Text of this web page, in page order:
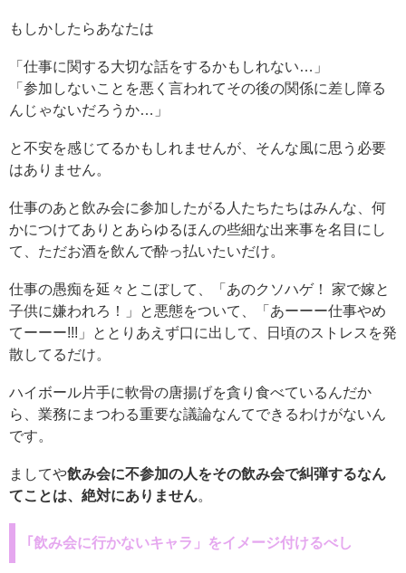
もしかしたらあなたは
「仕事に関する大切な話をするかもしれない…」
「参加しないことを悪く言われてその後の関係に差し障る
んじゃないだろうか…」
と不安を感じてるかもしれませんが、そんな風に思う必要
はありません。
仕事のあと飲み会に参加したがる人たちたちはみんな、何
かにつけてありとあらゆるほんの些細な出来事を名目にし
て、ただお酒を飲んで酔っ払いたいだけ。
仕事の愚痴を延々とこぼして、「あのクソハゲ！ 家で嫁と
子供に嫌われろ！」と悪態をついて、「あーーー仕事やめ
てーーー!!!」ととりあえず口に出して、日頃のストレスを発
散してるだけ。
ハイボール片手に軟骨の唐揚げを貪り食べているんだか
ら、業務にまつわる重要な議論なんてできるわけがないん
です。
ましてや飲み会に不参加の人をその飲み会で糾弾するなん
てことは、絶対にありません。
｢飲み会に行かないキャラ」をイメージ付けるべし